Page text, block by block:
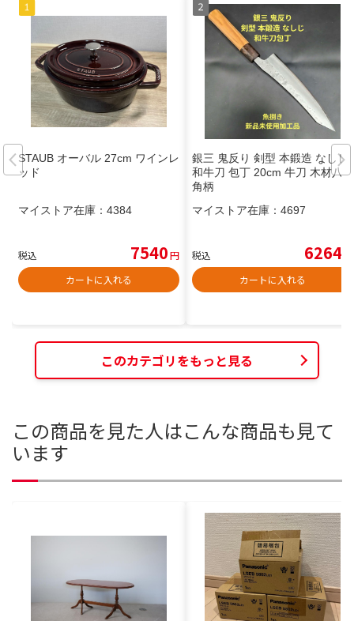
STAUB オーバル 27cm ワインレ
ッド
マイストア在庫： 4384
税込 7540円
カートに入れる
銀三 鬼反り 剣型 本鍛造 なしじ
和牛刀 包丁 20cm 牛刀 木材八
角柄
マイストア在庫： 4697
税込 6264
カートに入れる
このカテゴリをもっと見る
この商品を見た人はこんな商品も見て
います